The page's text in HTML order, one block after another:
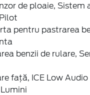
de ploaie, Sistem
pentru pastrarea
benzii de rulare,
față, ICE Low